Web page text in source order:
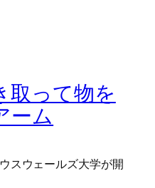
取って物を
ーム
スウェールズ大学が開